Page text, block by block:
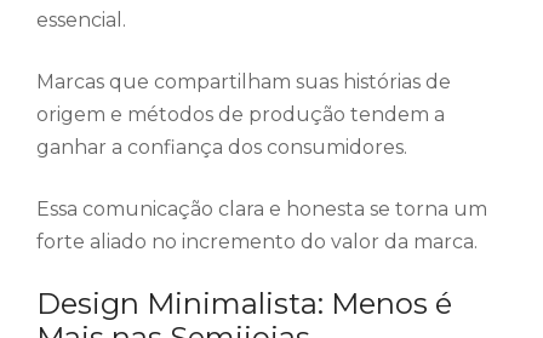
essencial.
Marcas que compartilham suas histórias de
origem e métodos de produção tendem a
ganhar a confiança dos consumidores.
Essa comunicação clara e honesta se torna um
forte aliado no incremento do valor da marca.
Design Minimalista: Menos é